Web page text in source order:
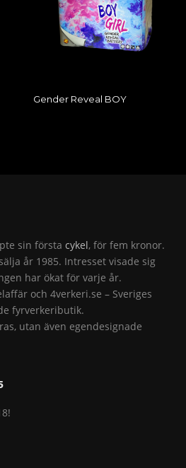
Gender Reveal BOY
sin förstacykel, för fem kronor.
år 1985. Intresset visade sig
har ökat för varje år.
och 4verkeri.se – Sveriges
fyrverkeributik.
utan även egendesignade